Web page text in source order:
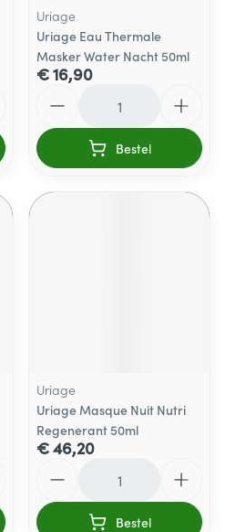
Uriage
Uriage Eau Thermale
Masker Water Nacht 50ml
€ 16,90
Bestel
Uriage
Uriage Masque Nuit Nutri
Regenerant 50ml
€ 46,20
Bestel